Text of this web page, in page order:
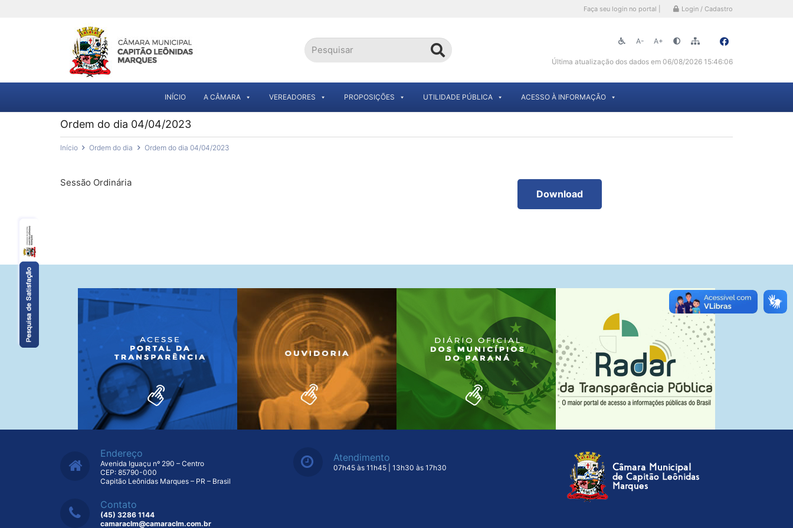
Faça seu login no portal | Login / Cadastro
A- A+
Última atualização dos dados em 06/08/2026 15:46:06
INÍCIO A CÂMARA VEREADORES PROPOSIÇÕES UTILIDADE PÚBLICA ACESSO À INFORMAÇÃO
Ordem do dia 04/04/2023
Início Ordem do dia Ordem do dia 04/04/2023
Sessão Ordinária
Download
Endereço
Avenida Iguaçu nº 290 – Centro
CEP: 85790-000
Capitão Leônidas Marques – PR – Brasil
Contato
(45) 3286 1144
camaraclm@camaraclm.com.br
Atendimento
07h45 às 11h45 | 13h30 às 17h30